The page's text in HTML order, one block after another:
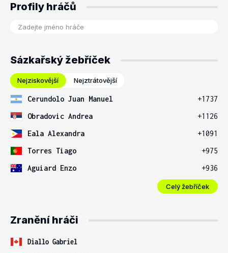
Profily hráčů
Sázkařský žebříček
Nejziskovější Nejztrátovější
Cerundolo Juan Manuel
+1737
Obradovic Andrea
+1126
Eala Alexandra
+1091
Torres Tiago
+975
Aguiard Enzo
+936
Celý žebříček
Zranění hráči
Diallo Gabriel